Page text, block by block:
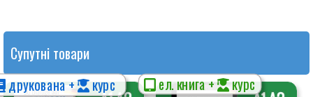
Супутні товари
друкована + курс
Цей
ел. книга + курс
Цей